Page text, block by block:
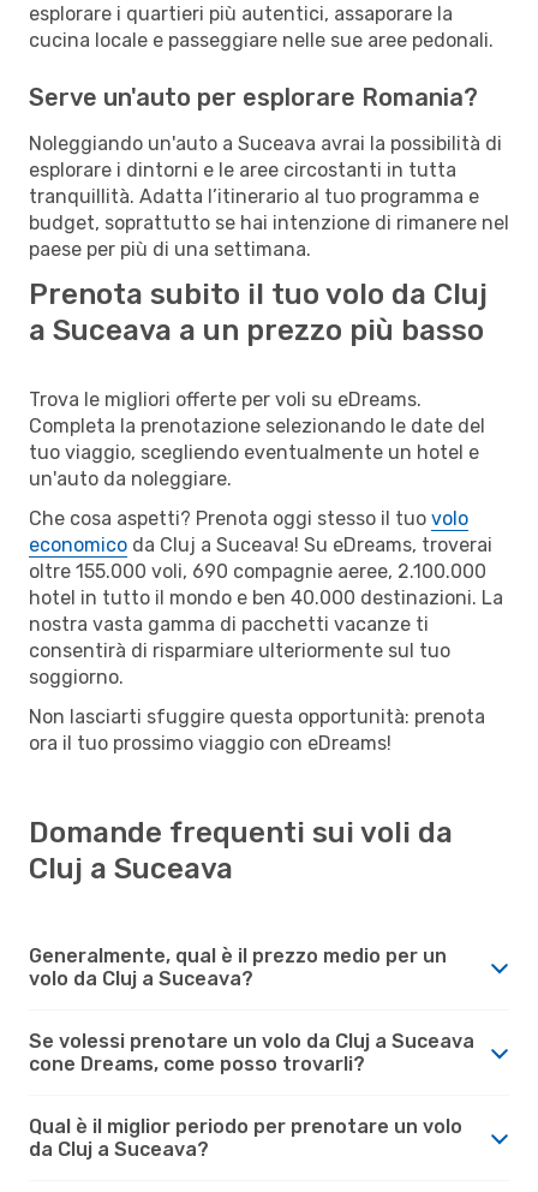
esplorare i quartieri più autentici, assaporare la
cucina locale e passeggiare nelle sue aree pedonali.
Serve un'auto per esplorare Romania?
Noleggiando un'auto a Suceava avrai la possibilità di
esplorare i dintorni e le aree circostanti in tutta
tranquillità. Adatta l’itinerario al tuo programma e
budget, soprattutto se hai intenzione di rimanere nel
paese per più di una settimana.
Prenota subito il tuo volo da Cluj
a Suceava a un prezzo più basso
Trova le migliori offerte per voli su eDreams.
Completa la prenotazione selezionando le date del
tuo viaggio, scegliendo eventualmente un hotel e
un'auto da noleggiare.
Che cosa aspetti? Prenota oggi stesso il tuo volo
economico da Cluj a Suceava! Su eDreams, troverai
oltre 155.000 voli, 690 compagnie aeree, 2.100.000
hotel in tutto il mondo e ben 40.000 destinazioni. La
nostra vasta gamma di pacchetti vacanze ti
consentirà di risparmiare ulteriormente sul tuo
soggiorno.
Non lasciarti sfuggire questa opportunità: prenota
ora il tuo prossimo viaggio con eDreams!
Domande frequenti sui voli da
Cluj a Suceava
Generalmente, qual è il prezzo medio per un
volo da Cluj a Suceava?
Se volessi prenotare un volo da Cluj a Suceava
cone Dreams, come posso trovarli?
Qual è il miglior periodo per prenotare un volo
da Cluj a Suceava?